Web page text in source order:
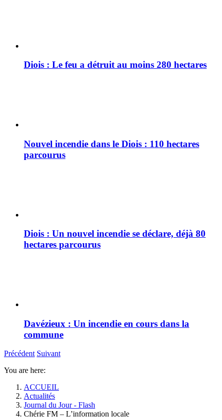
Diois : Le feu a détruit au moins 280 hectares
Nouvel incendie dans le Diois : 110 hectares
parcourus
Diois : Un nouvel incendie se déclare, déjà 80
hectares parcourus
Davézieux : Un incendie en cours dans la
commune
Précédent Suivant
You are here:
ACCUEIL
Actualités
Journal du Jour - Flash
Chérie FM – L’information locale